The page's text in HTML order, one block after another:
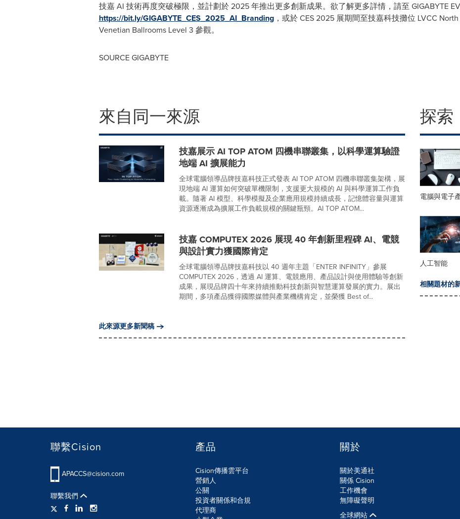
技嘉 AI 技術再度突破極限，並計劃於 2025 年推出更多創新成果。欲了解更多詳情，請至 GIGABYTE
https://bit.ly/GIGABYTE_CES_2025_AI_Branding，或於 CES 2025 展期間至技嘉科技攤位 LVCC
Venetian Ballrooms Level 3 參觀。
SOURCE GIGABYTE
來自同一來源
技嘉展示 AI TOP ATOM 四機串聯叢集，以科學運算驗證
地端 AI 擴展能力
全球電腦領導品牌技嘉科技正式發表 AI TOP ATOM 四機串聯叢集架構，展
現地端 AI 運算如何突破單機限制，支援更大規模的 AI 與科學運算工作負
載。隨著 AI 模型、科學模擬及企業應用規模持續成長，記憶體容量與運算
資源逐漸成為擴展工作負載規模的關鍵瓶頸。AI TOP ATOM...
技嘉 COMPUTEX 2026 展現 40 年創新里程碑 AI、電競
與設計實力獲國際肯定
全球電腦領導品牌技嘉科技以 40 週年主題「ENTER INFINITY」參展
COMPUTEX 2026，透過 AI 運算、電競應用、產品設計與使用體驗等創新
成果，展現品牌四十年來持續推動科技創新與智慧運算發展的實力。展出
期間，多項產品獲得國際媒體與產業機構肯定，並榮獲 Best of...
此來源更多新聞稿
探索
電腦與電子
人工智能
相關題材的
聯繫Cision
APACCS@cision.com
聯繫我們
產品
Cision傳播雲平台
營銷人
公關
投資者關係和合規
代理商
關於
關於美通社
關係 Cision
工作機會
無障礙聲明
全球網站